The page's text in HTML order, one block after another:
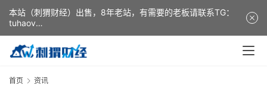
首页 资讯
本站（刺猬财经）出售，8年老站，有需要的老板请联系TG：
tuhaov
This website (ciweicaijing) is for sale. It is a 8-year-old
website. If you need it, please contact TG: tuhaov